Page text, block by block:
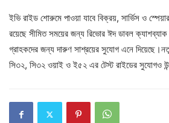
ইভি রাইড শোরুমে পাওয়া যাবে বিক্রয়, সার্ভিস ও স্পেয়ার
রয়েছে সীমিত সময়ের জন্য রিভোর ঈদ ডাবল ক্যাশব্যাক
গ্রাহকদের জন্য দারুণ সাশ্রয়ের সুযোগ এনে
সি৩২, সি৩২ ওয়াই ও ই৫২ এর টেস্ট রাইডের সুযোগও